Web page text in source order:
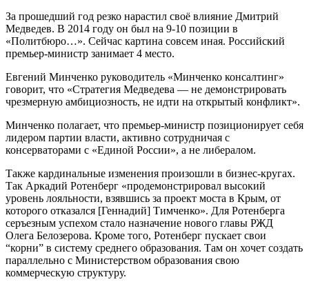
За прошедший год резко нарастил своё влияние Дмитрий
Медведев. В 2014 году он был на 9-10 позиции в
«Политбюро…». Сейчас картина совсем иная. Российский
премьер-министр занимает 4 место.
Евгений Минченко руководитель «Минченко консалтинг»
говорит, что «Стратегия Медведева — не демонстрировать
чрезмерную амбициозность, не идти на открытый конфликт».
Минченко полагает, что премьер-министр позиционирует себя
лидером партии власти, активно сотрудничая с
консерваторами с «Единой России», а не либералом.
Также кардинальные изменения произошли в бизнес-кругах.
Так Аркадий Ротенберг «продемонстрировал высокий
уровень лояльности, взявшись за проект моста в Крым, от
которого отказался [Геннадий] Тимченко». Для Ротенберга
серъезным успехом стало назначение нового главы РЖД
Олега Белозерова. Кроме того, Ротенберг пускает свои
“корни” в систему среднего образования. Там он хочет создать
параллельно с Министерством образования свою
коммерческую структуру.